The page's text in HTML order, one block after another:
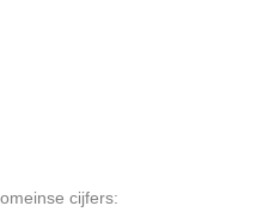
cijfers: